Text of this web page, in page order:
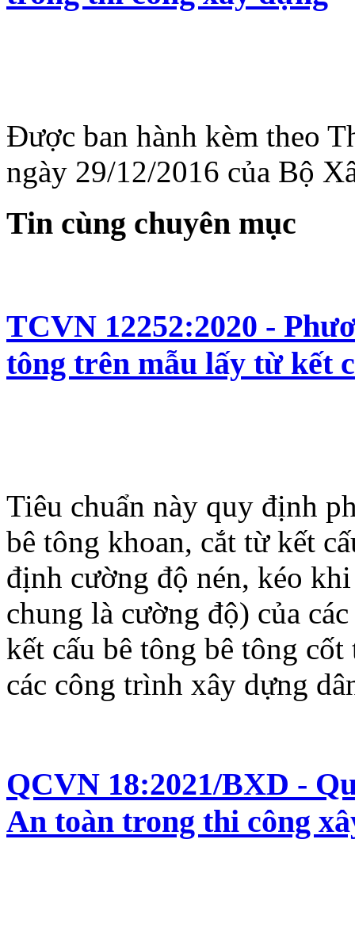
Được ban hành kèm theo
ngày 29/12/2016 của Bộ
Tin cùng chuyên mục
TCVN 12252:2020 -
tông trên mẫu lấy từ kết
Tiêu chuẩn này quy định
bê tông khoan, cắt từ kết
định cường độ nén, kéo
chung là cường độ) của
kết cấu bê tông bê tông
các công trình xây dựng
QCVN 18:2021/BXD -
An toàn trong thi công